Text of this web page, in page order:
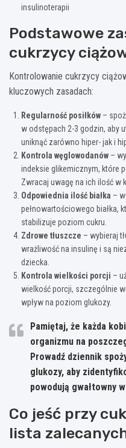
insulinoterapii
Podstawowe
cukrzycy
Kontrolowanie cukrzycy
kluczowych zasadach:
Regularność posiłków –
w odstępach 2-3 godzin, aby
uniknąć zarówno hiper- jak i
Kontrola węglowodanów –
indeksie glikemicznym, które
Zwracaj uwagę na ich ilość w
Odpowiednia ilość białka –
pełnowartościowego białka,
stabilizuje poziom cukru.
Zdrowe tłuszcze – wybieraj
wrażliwość na insulinę i są
dziecka.
Kontrola wielkości porcji –
wielkość porcji, szczególnie
wpływ na poziom glukozy.
Pamiętaj, że każda
organizmu na
Prowadź dziennik
glukozy, aby
powodują gwałtowny
Co jeść przy
lista